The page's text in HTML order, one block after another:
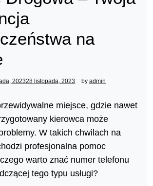
na
202328 listopada, 2023 by admin
miejsce, gdzie nawet
kierowca może
W takich chwilach na
profesjonalna pomoc
warto znać numer telefonu
tego typu usługi?